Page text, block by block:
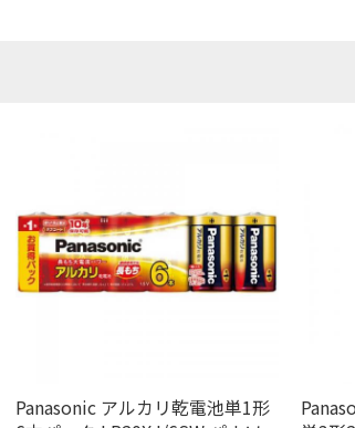
Panasonic アルカリ乾電池単1形